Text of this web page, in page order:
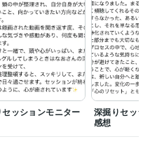
ッションモニター
深掘りセッシ
感想